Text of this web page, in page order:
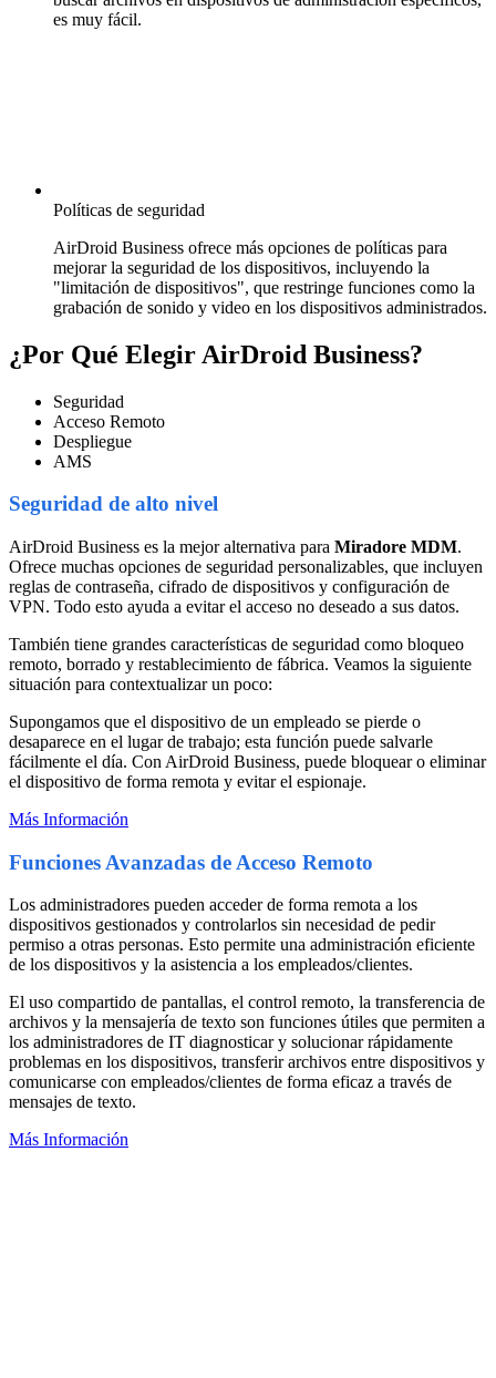
es muy fácil.
Políticas de seguridad
AirDroid Business ofrece más opciones de políticas para
mejorar la seguridad de los dispositivos, incluyendo la
"limitación de dispositivos", que restringe funciones como la
grabación de sonido y video en los dispositivos administrados.
¿Por Qué Elegir AirDroid Business?
Seguridad
Acceso Remoto
Despliegue
AMS
Seguridad de alto nivel
AirDroid Business es la mejor alternativa para Miradore MDM.
Ofrece muchas opciones de seguridad personalizables, que incluyen
reglas de contraseña, cifrado de dispositivos y configuración de
VPN. Todo esto ayuda a evitar el acceso no deseado a sus datos.
También tiene grandes características de seguridad como bloqueo
remoto, borrado y restablecimiento de fábrica. Veamos la siguiente
situación para contextualizar un poco:
Supongamos que el dispositivo de un empleado se pierde o
desaparece en el lugar de trabajo; esta función puede salvarle
fácilmente el día. Con AirDroid Business, puede bloquear o eliminar
el dispositivo de forma remota y evitar el espionaje.
Más Información
Funciones Avanzadas de Acceso Remoto
Los administradores pueden acceder de forma remota a los
dispositivos gestionados y controlarlos sin necesidad de pedir
permiso a otras personas. Esto permite una administración eficiente
de los dispositivos y la asistencia a los empleados/clientes.
El uso compartido de pantallas, el control remoto, la transferencia de
archivos y la mensajería de texto son funciones útiles que permiten a
los administradores de IT diagnosticar y solucionar rápidamente
problemas en los dispositivos, transferir archivos entre dispositivos y
comunicarse con empleados/clientes de forma eficaz a través de
mensajes de texto.
Más Información